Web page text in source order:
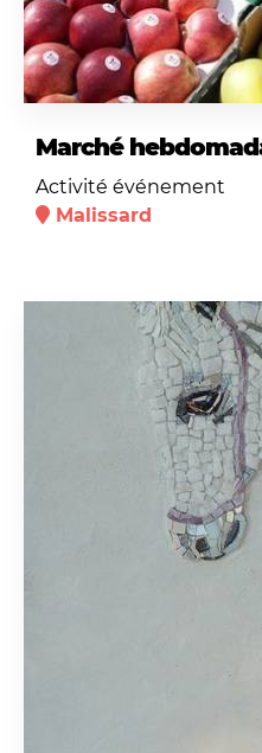
Marché
Activité événement
Malissard